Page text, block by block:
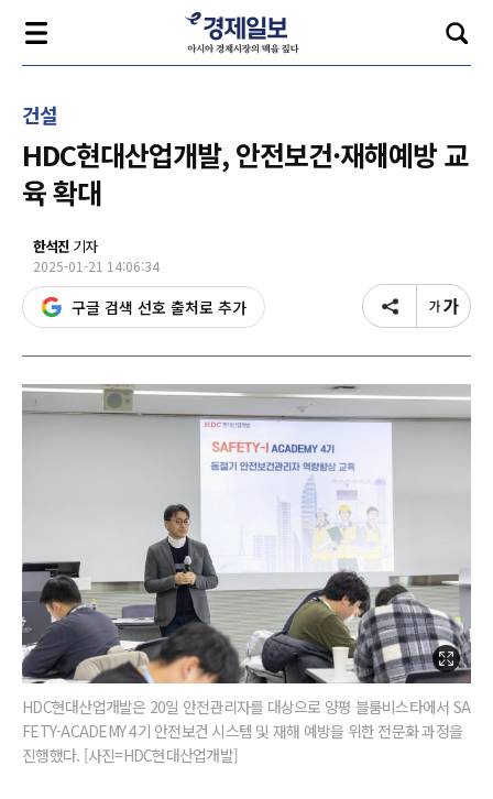
건설
HDC현대산업개발, 안전보건·재해예방 교
육 확대
한석진 기자
2025-01-21 14:06:34
구글 검색 선호 출처로 추가
HDC현대산업개발은 20일 안전관리자를 대상으로 양평 블룸비스타에서 SA
FETY-ACADEMY 4기 안전보건 시스템 및 재해 예방을 위한 전문화 과정을
진행했다. [사진=HDC현대산업개발]